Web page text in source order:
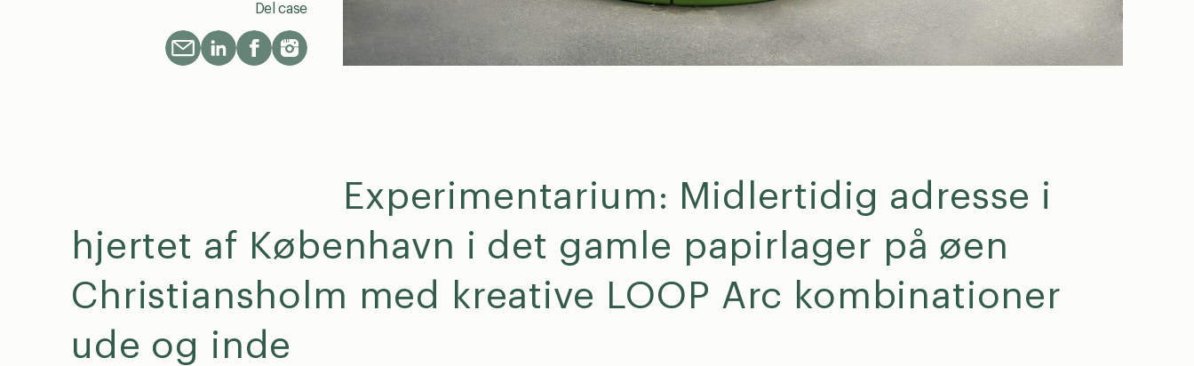
Del case
Experimentarium: Midlertidig adresse i
hjertet af København i det gamle papirlager på øen
Christiansholm med kreative LOOP Arc kombinationer
ude og inde